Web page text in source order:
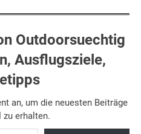
Outdoorsuechtig
Ausflugsziele,
an, um die neuesten Beiträge
zu erhalten.